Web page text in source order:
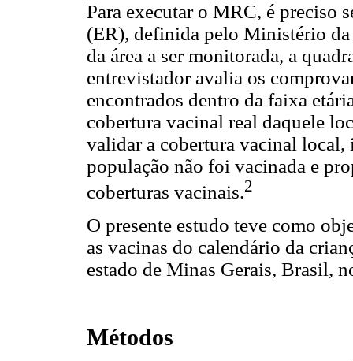
Para executar o MRC, é preciso
(ER), definida pelo Ministério
da área a ser monitorada, a
entrevistador avalia os
encontrados dentro da faixa
cobertura vacinal real daquele
validar a cobertura vacinal
população não foi vacinada e
coberturas vacinais.2
O presente estudo teve como
as vacinas do calendário da
estado de Minas Gerais, Brasil,
Métodos